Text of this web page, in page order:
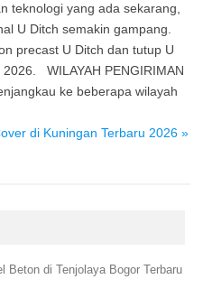
teknologi yang ada sekarang,
U Ditch semakin gampang.
precast U Ditch dan tutup U
WILAYAH PENGIRIMAN
ke beberapa wilayah
di Kuningan Terbaru 2026 »
Beton di Tenjolaya Bogor Terbaru